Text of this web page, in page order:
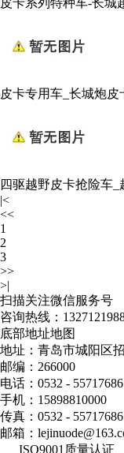
皮卡系列特种车-长城
皮卡专用车_长城炮皮
四驱越野皮卡抢险车
|<
<<
1
2
3
>>
>|
扫描关注微信服务号
咨询热线：
底部地址地图
地址：青岛市城阳区
邮编：266000
电话：0532 - 55717686
手机：15898810000
传真：0532 - 55717686
邮箱：
ISO9001质量认证